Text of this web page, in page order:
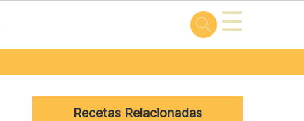
☰
Primary
Sidebar
Recetas Relacionadas